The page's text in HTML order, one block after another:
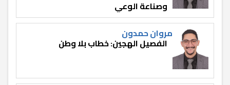
وصناعة الوعي
مروان حمدون
الفصيل الهجين: خطاب بلا وطن